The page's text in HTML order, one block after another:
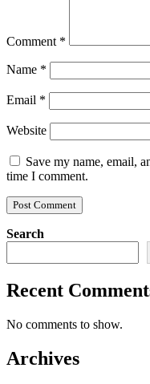
Comment *
Name *
Email *
Website
Save my name, email,
time I comment.
Search
Recent
No comments to show.
Archives